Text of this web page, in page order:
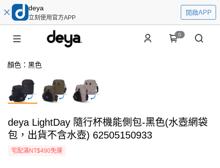
deya
立刻使用官方APP
開啟APP
0
顏色：黑色
deya LightDay 隨行杯機能側包-黑色(水壺網袋
包，出貨不含水壺) 62505150933
宅配滿NT$490免運